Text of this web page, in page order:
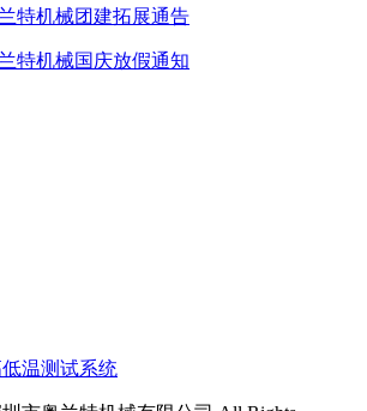
特机械团建拓展通告
特机械国庆放假通知
温测试系统